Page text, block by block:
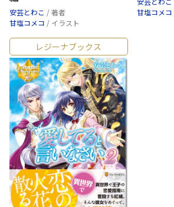
安芸とわこ / 著者
甘塩コメコ / イラスト
甘塩コメコ
レジーナブックス